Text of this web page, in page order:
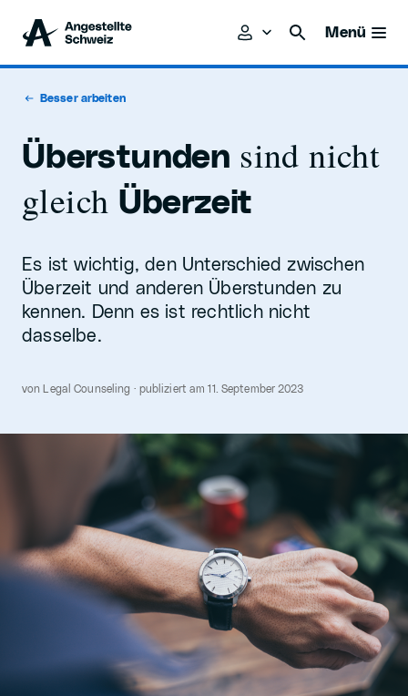
Menü
Besser arbeiten
Überstunden sind nicht
gleich Überzeit
Es ist wichtig, den Unterschied zwischen
Überzeit und anderen Überstunden zu
kennen. Denn es ist rechtlich nicht
dasselbe.
von Legal Counseling · publiziert am 11. September 2023